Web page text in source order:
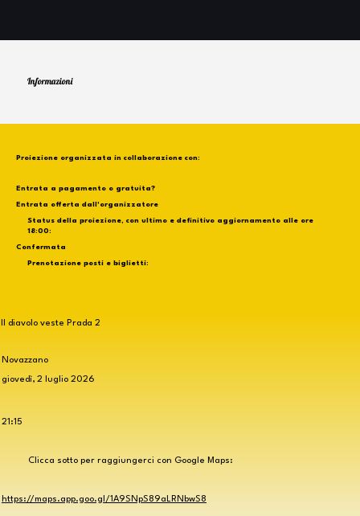
Informazioni
Proiezione organizzata in collaborazione con:
Entrata a pagamento o gratuita?
Entrata offerta dall'organizzatore
Status della proiezione, con ultimo e definitivo aggiornamento alle ore
18:00:
Confermata
Prenotazione posti e biglietti:
Il diavolo veste Prada 2
Novazzano
giovedì, 2 luglio 2026
21:15
Clicca sotto per raggiungerci con Google Maps:
https://maps.app.goo.gl/1A9SNpS89aLRNbwS8